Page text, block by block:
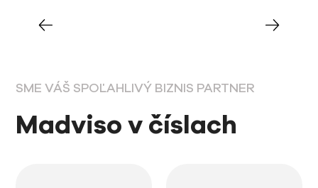
SME VÁŠ SPOĽAHLIVÝ BIZNIS PARTNER
Madviso v číslach